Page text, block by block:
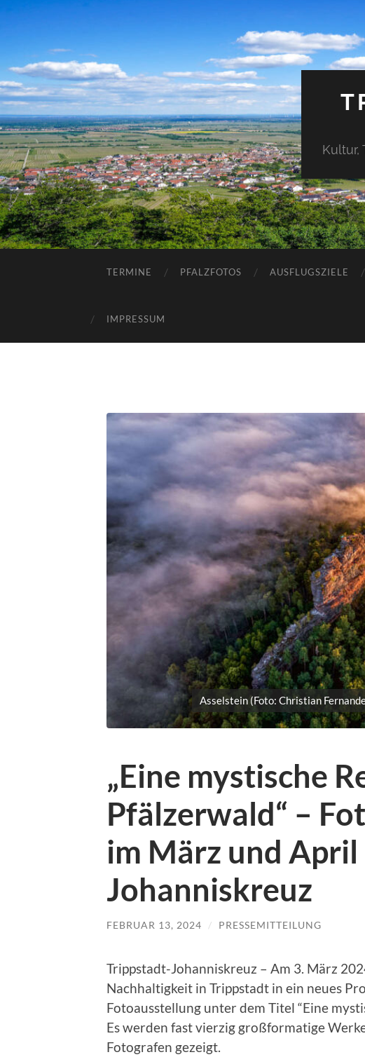
Kultur,
TERMINE PFALZFOTOS AUSFLUGSZIELE
IMPRESSUM
Asselstein (Foto: Christian
„Eine mystische
Pfälzerwald“ –
im März und April
Johanniskreuz
FEBRUAR 13, 2024 / PRESSEMITTEILUNG
Trippstadt-Johanniskreuz – Am 3. März
Nachhaltigkeit in Trippstadt in ein neues
Fotoausstellung unter dem Titel “Eine
Es werden fast vierzig großformatige
Fotografen gezeigt.